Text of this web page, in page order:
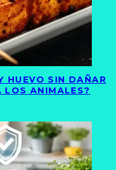
HUEVO SIN DAÑAR
LOS ANIMALES?